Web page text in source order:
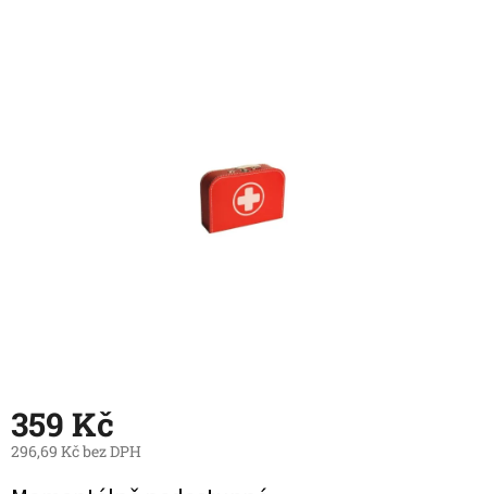
359 Kč
296,69 Kč bez DPH